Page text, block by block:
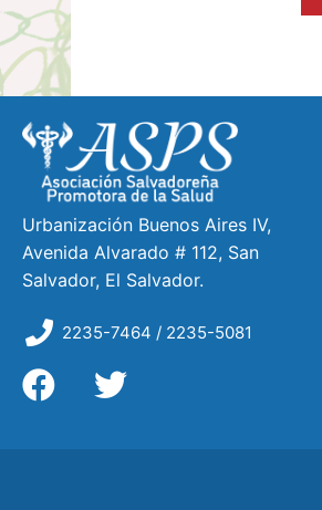
Urbanización Buenos Aires IV,
Avenida Alvarado # 112, San
Salvador, El Salvador.
2235-7464 / 2235-5081